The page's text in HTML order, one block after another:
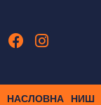
НАСЛОВНА НИШ